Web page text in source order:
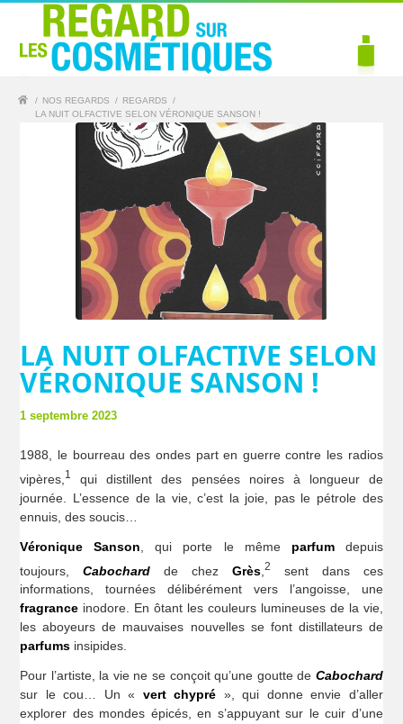
/ NOS REGARDS / REGARDS
/
LA NUIT OLFACTIVE SELON VÉRONIQUE SANSON !
LA NUIT OLFACTIVE SELON
VÉRONIQUE SANSON !
1 septembre 2023
1988, le bourreau des ondes part en guerre contre les radios
vipères, 1
qui distillent des pensées noires à longueur de
journée. L’essence de la vie, c’est la joie, pas le pétrole des
ennuis, des soucis…
Véronique Sanson , qui porte le même parfumdepuis
toujours,Cabochard de chez Grès, 2
sent dans ces
informations, tournées délibérément vers l’angoisse, une
fragrance inodore. En ôtant les couleurs lumineuses de la vie,
les aboyeurs de mauvaises nouvelles se font distillateurs de
parfums insipides.
Pour l’artiste, la vie ne se conçoit qu’une goutte de Cabochard
sur le cou… Un « vert chypré », qui donne envie d’aller
explorer des mondes épicés, en s’appuyant sur le cuir d’une